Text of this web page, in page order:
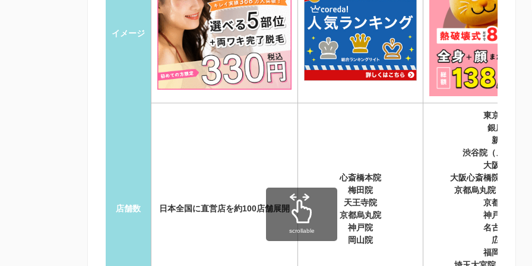
イメージ
店舗数 日本全国に直営店を約100店舗展開
心斎橋本院
梅田院
天王寺院
京都烏丸院
神戸院
岡山院
東京エリア
銀座院
新宿院
渋谷院（メンズ併
大阪梅田院
大阪心斎橋院（メンズ
京都烏丸院（メンズ
京都駅前院
神戸三宮院
名古屋栄院
広島院
福岡天神院
scrollable